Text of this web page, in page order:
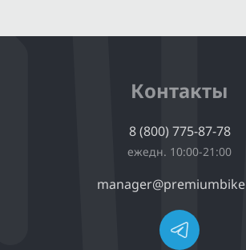
Контакты
8 (800) 775-87-78
ежедн. 10:00-21:00